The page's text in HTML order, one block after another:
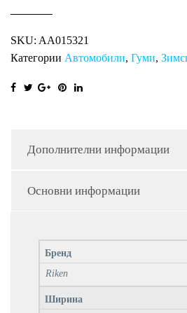
RI
количина
SKU: AA015321
Категории Автомобили, Гуми,
Дополнителни информации
Основни информации
Бренд
Riken
Ширина